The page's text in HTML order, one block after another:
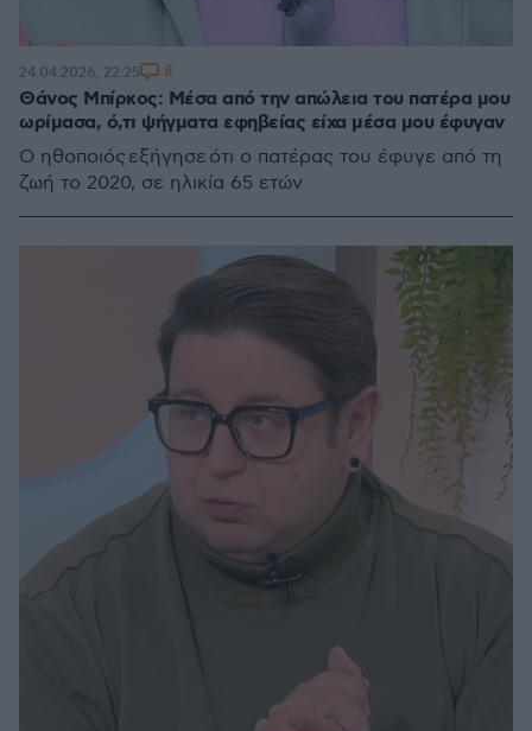
Θάνος Μπίρκος: Μέσα από την απώλεια του πατέρα μου
ωρίμασα, ό,τι ψήγματα εφηβείας είχα μέσα μου έφυγαν
Ο ηθοποιός εξήγησε ότι ο πατέρας του έφυγε από τη
ζωή το 2020, σε ηλικία 65 ετών
24.04.2026, 22:25 8